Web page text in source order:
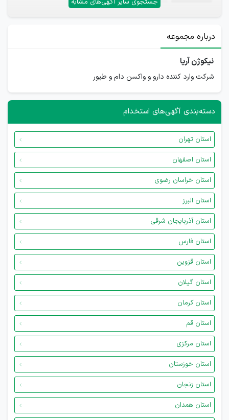
درباره مجموعه
نیکوژن آریا
شرکت وارد کننده دارو و واکسن دام و طیور
دسته‌بندی آگهی‌های استخدام
استان تهران
استان اصفهان
استان خراسان رضوی
استان البرز
استان آذربایجان شرقی
استان فارس
استان قزوین
استان گیلان
استان کرمان
استان قم
استان مرکزی
استان خوزستان
استان زنجان
استان همدان